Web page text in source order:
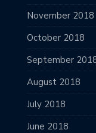
November 2018
October 2018
September
August 2018
July 2018
June 2018